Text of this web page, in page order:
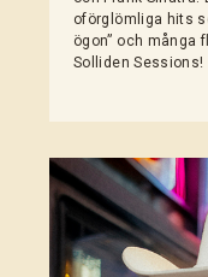
oförglömliga hits
ögon” och många
Solliden Sessions!